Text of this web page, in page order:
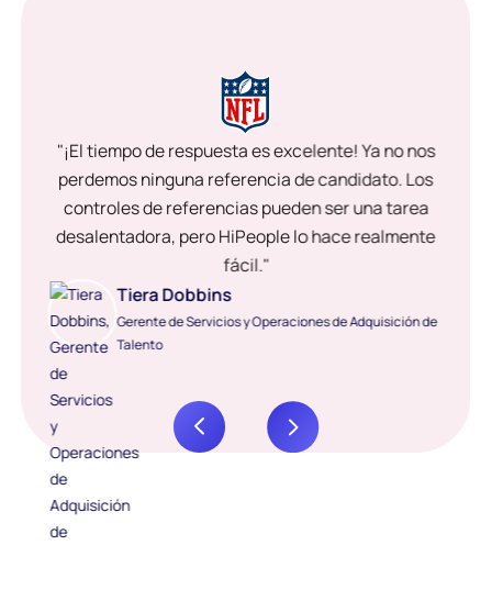
"¡El tiempo de respuesta es excelente! Ya no nos
perdemos ninguna referencia de candidato. Los
controles de referencias pueden ser una tarea
desalentadora, pero HiPeople lo hace realmente
fácil."
Tiera Dobbins
Gerente de Servicios y Operaciones de Adquisición de
Talento